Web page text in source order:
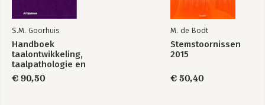
S.M. Goorhuis
Handboek
taalontwikkeling,
taalpathologie en
taaltherapie bij
Nederlandssprekende
€ 90,50
M. de Bodt
Stemstoornissen
2015
€ 50,40